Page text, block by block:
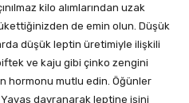
kilo alımlarından uzak
de emin olun. Düşük
düşük leptin üretimiyle ilişkili
ve kaju gibi çinko zengini
hormonu mutlu edin. Öğünler
davranarak leptine işini